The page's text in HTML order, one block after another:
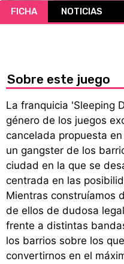
FICHA NOTICIAS
Sobre este juego
La franquicia 'Sleeping
género de los juegos
cancelada propuesta
un gangster de los
ciudad en la que se
centrada en las
Mientras construíamos
de ellos de dudosa
frente a distintas
los barrios sobre los
convertirnos en el